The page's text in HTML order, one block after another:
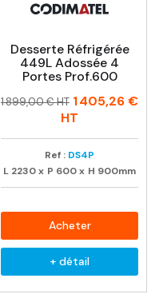
Desserte Réfrigérée
449L Adossée 4
Portes Prof.600
Prix
Prix
1 899,00 € HT 1 405,26 €
HT
Ref : DS4P
L 2230x P 600x H 900mm
Acheter
+ détail